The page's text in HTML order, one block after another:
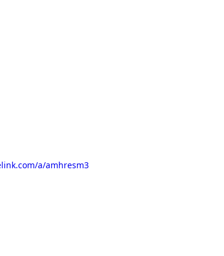
a/amhresm3